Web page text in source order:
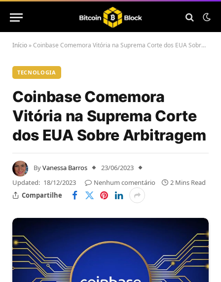
Início »Coinbase Comemora Vitória na Suprema Corte dos EUA Sobre Arbitragem
TECNOLOGIA
Coinbase Comemora
Vitória na Suprema Corte
dos EUA Sobre Arbitragem
ByVanessa Barros
23/06/2023
Updated: 18/12/2023 Nenhum comentário
2 Mins Read
Compartilhe